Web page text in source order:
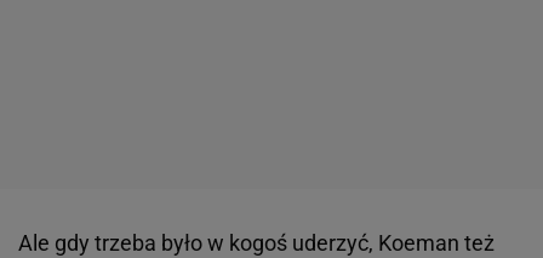
Ale gdy trzeba było w kogoś uderzyć, Koeman też